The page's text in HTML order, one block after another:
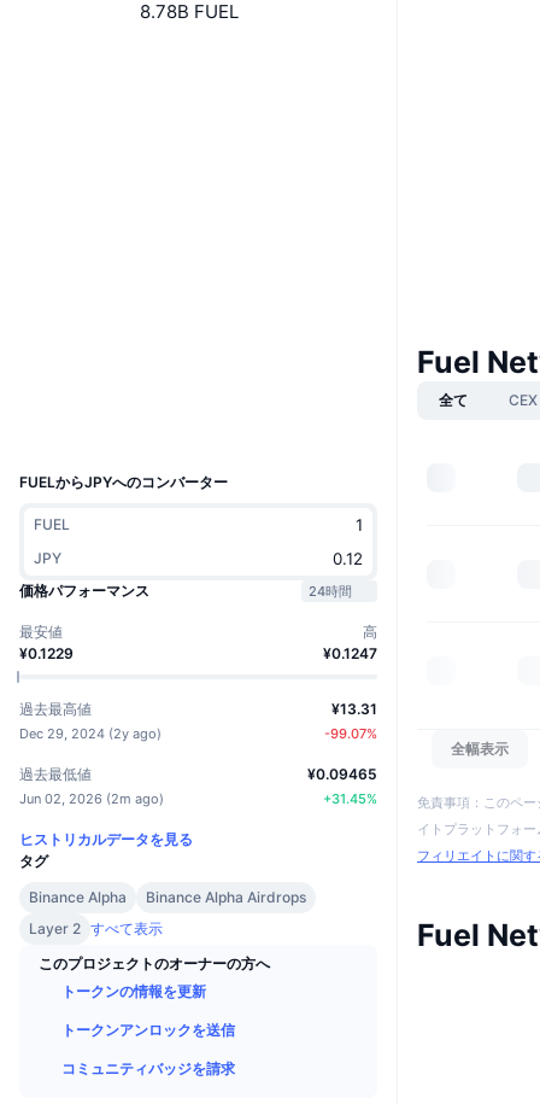
8.78B FUEL
FUELからJPYへのコンバーター
FUEL
JPY
価格パフォーマンス
24時間
最安値
¥0.1229
高
¥0.1247
過去最高値
Dec 29, 2024 (2y ago)
¥13.31
-99.07%
過去最低値
Jun 02, 2026 (2m ago)
¥0.09465
+31.45%
ヒストリカルデータを見る
タグ
Binance Alpha
Binance Alpha Airdrops
Layer 2 すべて表示
このプロジェクトのオーナーの方へ
トークンの情報を更新
トークンアンロックを送信
コミュニティバッジを請求
Fuel
全て CEX
全幅表示
免責事項：このペ
イトプラットフォ
フィリエイトに関
Fuel